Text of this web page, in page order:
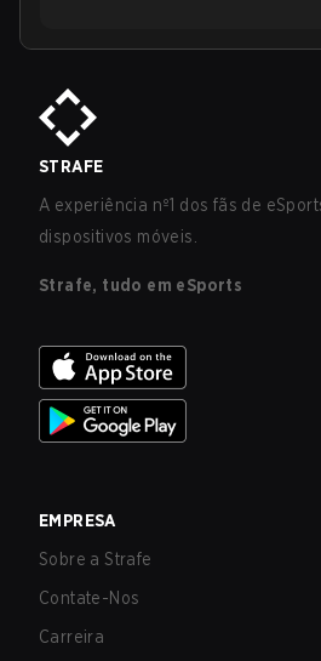
STRAFE
A experiência nº1 dos fãs de
dispositivos móveis.
Strafe, tudo em eSports
EMPRESA
Sobre a Strafe
Contate-Nos
Carreira